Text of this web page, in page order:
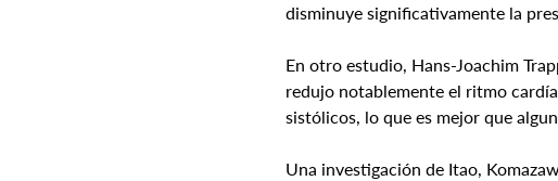
disminuye significativamente la
En otro estudio, Hans-Joachim
redujo notablemente el ritmo
sistólicos, lo que es mejor que
Una investigación de Itao,